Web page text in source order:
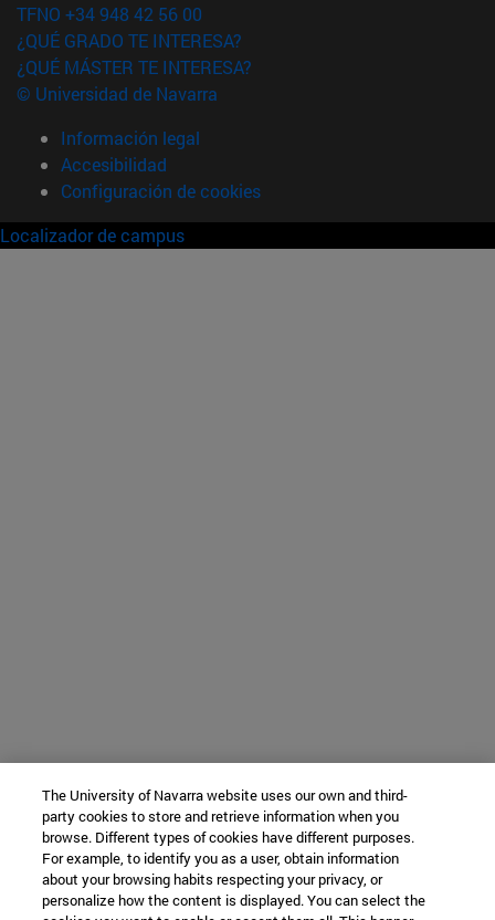
TFNO +34 948 42 56 00
¿QUÉ GRADO TE INTERESA?
¿QUÉ MÁSTER TE INTERESA?
© Universidad de Navarra
Información legal
Accesibilidad
Configuración de cookies
Localizador de campus
The University of Navarra website uses our own and third-
party cookies to store and retrieve information when you
browse. Different types of cookies have different purposes.
For example, to identify you as a user, obtain information
about your browsing habits respecting your privacy, or
personalize how the content is displayed. You can select the